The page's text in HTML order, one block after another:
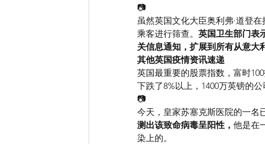
📷
虽然英国文化大臣奥利弗·道登
乘客进行筛查。 英国卫生部门表
关信息通知，扩展到所有从意大
其他英国疫情资讯速递
英国最重要的股票指数，富时
下跌了8%以上，1400万英镑的公
📷
今天，皇家苏塞克斯医院的一名
测出该致命病毒呈阳性， 他是在
染上的。